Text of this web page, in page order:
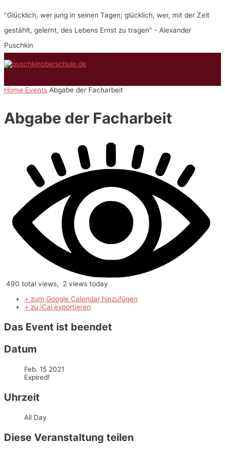
Inhalt
"Glücklich, wer jung in seinen Tagen; glücklich, wer, mit der Zeit
gestählt, gelernt, des Lebens Ernst zu tragen" - Alexander
Puschkin
Home Events Abgabe der Facharbeit
Abgabe der Facharbeit
490 total views, 2 views today
+ zum Google Calendar hinzufügen
+ zu iCal exportieren
Das Event ist beendet
Datum
Feb. 15 2021
Expired!
Uhrzeit
All Day
Diese Veranstaltung teilen